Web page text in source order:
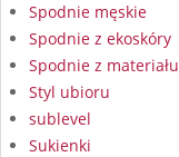
Spodnie męskie
Spodnie z ekoskóry
Spodnie z materiału
Styl ubioru
sublevel
Sukienki